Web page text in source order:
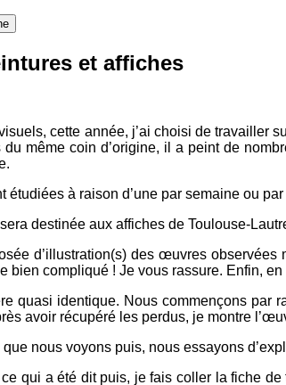
et affiches
cette année, j’ai choisi de travailler
même coin d’origine, il a peint de
à raison d’une par semaine ou
destinée aux affiches de Toulouse-
d’illustration(s) des œuvres
bien compliqué ! Je vous rassure. Enfin,
quasi identique. Nous commençons
avoir récupéré les perdus, je montre
nous voyons puis, nous essayons
qui a été dit puis, je fais coller la fiche